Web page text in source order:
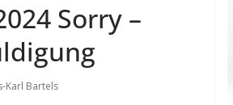
Sorry –
Karl Bartels